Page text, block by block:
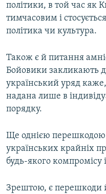
політики, в той час як
тимчасовим і
політика чи культура.
Також є й питання
Бойовики закликають
український уряд
надана лише в
порядку.
Ще однією перешкодою
українських крайніх
будь-якого компромісу
Зрештою, є перешкоди